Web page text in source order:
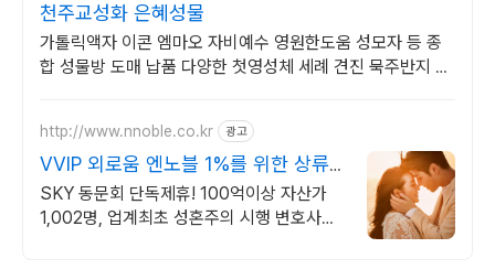
천주교성화 은혜성물
가톨릭액자 이콘 엠마오 자비예수 영원한도움 성모자 등 종
합 성물방 도매 납품 다양한 첫영성체 세례 견진 묵주반지 미
http://www.nnoble.co.kr 광고
VVIP 외로움 엔노블 1%를 위한 상류
층 결정사
SKY 동문회 단독제휴! 100억이상 자산가
1,002명, 업계최초 성혼주의 시행 변호사검